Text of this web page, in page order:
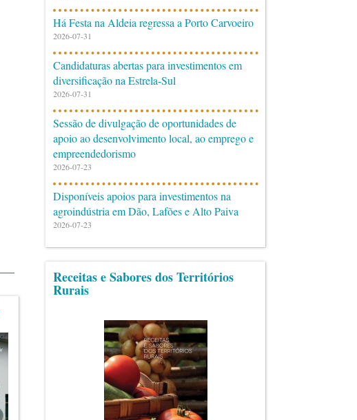
Há Festa na Aldeia regressa a Porto Carvoeiro
2026-07-31
Candidaturas abertas para investimentos em
diversificação na Estrela-Sul
2026-07-31
Sessão de divulgação de oportunidades de
apoio ao desenvolvimento local, ao emprego e
empreendedorismo
2026-07-23
Disponíveis apoios para investimentos na
agroindústria em Dão, Lafões e Alto Paiva
2026-07-23
Receitas e Sabores dos Territórios
Rurais